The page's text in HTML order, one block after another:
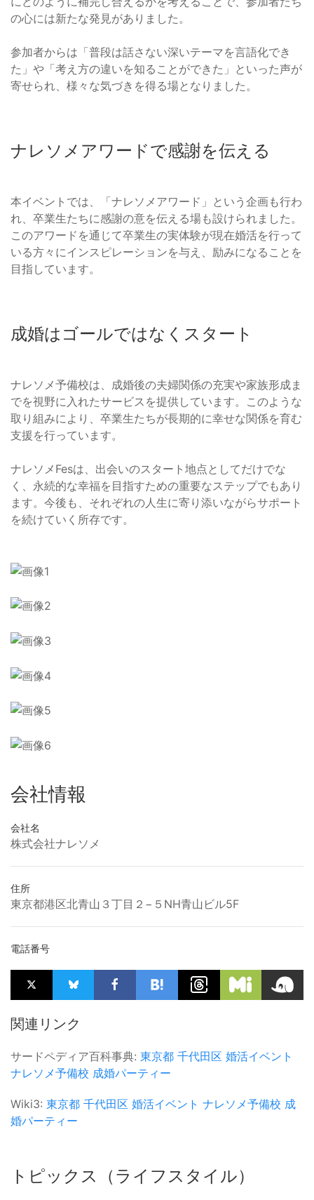
の心には新たな発見がありました。
参加者からは「普段は話さない深いテーマを言語化でき
た」や「考え方の違いを知ることができた」といった声が
寄せられ、様々な気づきを得る場となりました。
ナレソメアワードで感謝を伝える
本イベントでは、「ナレソメアワード」という企画も行わ
れ、卒業生たちに感謝の意を伝える場も設けられました。
このアワードを通じて卒業生の実体験が現在婚活を行って
いる方々にインスピレーションを与え、励みになることを
目指しています。
成婚はゴールではなくスタート
ナレソメ予備校は、成婚後の夫婦関係の充実や家族形成ま
でを視野に入れたサービスを提供しています。このような
取り組みにより、卒業生たちが長期的に幸せな関係を育む
支援を行っています。
ナレソメFesは、出会いのスタート地点としてだけでな
く、永続的な幸福を目指すための重要なステップでもあり
ます。今後も、それぞれの人生に寄り添いながらサポート
を続けていく所存です。
会社情報
会社名
株式会社ナレソメ
住所
東京都港区北青山３丁目２−５NH青山ビル5F
電話番号
関連リンク
サードペディア百科事典: 東京都 千代田区 婚活イベント
ナレソメ予備校 成婚パーティー
Wiki3: 東京都 千代田区 婚活イベント ナレソメ予備校 成
婚パーティー
トピックス（ライフスタイル）